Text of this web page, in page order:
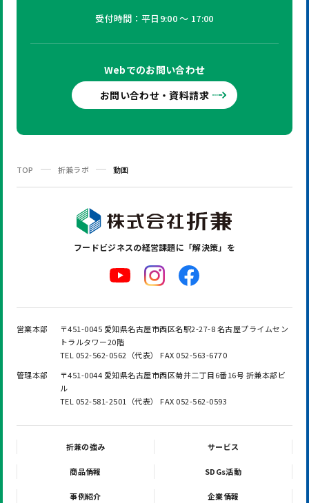
受付時間：平日9:00 ～ 17:00
Webでのお問い合わせ
お問い合わせ・資料請求
TOP 折兼ラボ 動画
フードビジネスの経営課題に「解決策」を
営業本部
〒451-0045 愛知県名古屋市西区名駅2-27-8 名古屋プライムセン
トラルタワー20階
TEL 052-562-0562（代表） FAX 052-563-6770
管理本部
〒451-0044 愛知県名古屋市西区菊井二丁目6番16号 折兼本部ビ
ル
TEL 052-581-2501（代表） FAX 052-562-0593
折兼の強み サービス
商品情報 SDGs活動
事例紹介 企業情報